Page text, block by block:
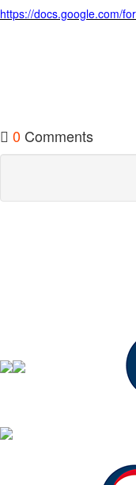
진행 프로그램
https://docs.google.com/
0 Comments